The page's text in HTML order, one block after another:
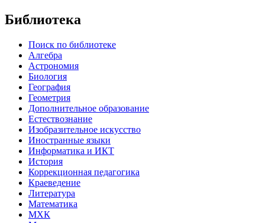
Библиотека
Поиск по библиотеке
Алгебра
Астрономия
Биология
География
Геометрия
Дополнительное образование
Естествознание
Изобразительное искусство
Иностранные языки
Информатика и ИКТ
История
Коррекционная педагогика
Краеведение
Литература
Математика
МХК